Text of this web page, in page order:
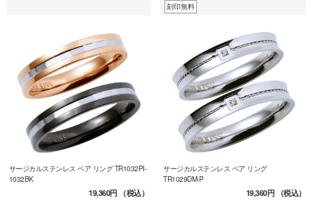
サージカルステンレス ペア リング TR1032PI-
1032BK
19,360円（税込）
刻印無料
サージカルステンレス ペア リング
TR1029DM-P
19,360円（税込）